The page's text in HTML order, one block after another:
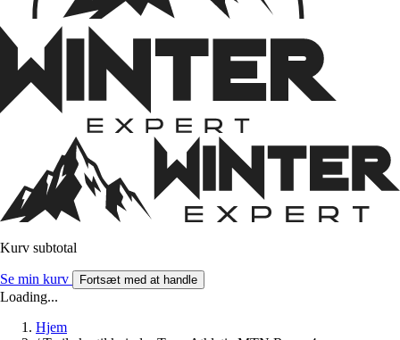
Kurv subtotal
Se min kurv Fortsæt med at handle
Loading...
Hjem